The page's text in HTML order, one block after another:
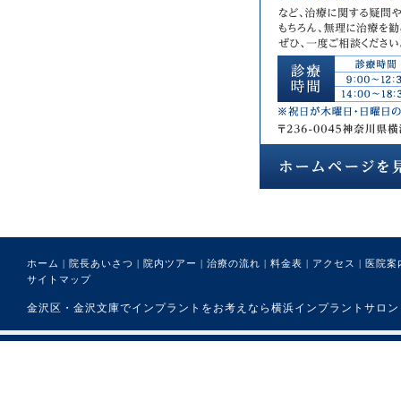
ホーム | 院長あいさつ | 院内ツアー | 治療の流れ | 料金表 | アクセス | 医院案
サイトマップ
金沢区・金沢文庫でインプラントをお考えなら横浜インプラントサ